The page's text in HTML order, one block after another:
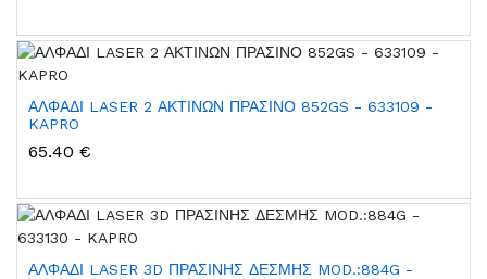
ΑΛΦΑΔΙ LASER 2 ΑΚΤΙΝΩΝ ΠΡΑΣΙΝΟ 852GS - 633109 -
KAPRO
65.40 €
ΑΛΦΑΔΙ LASER 3D ΠΡΑΣΙΝΗΣ ΔΕΣΜΗΣ MOD.:884G -